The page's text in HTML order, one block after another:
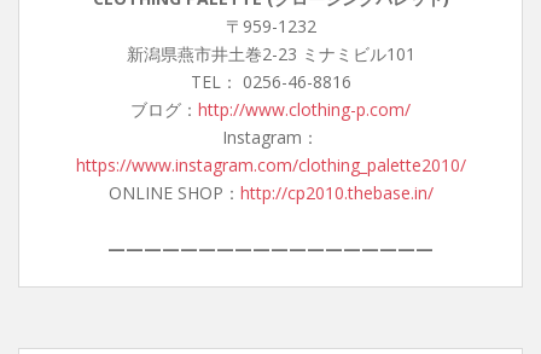
〒959-1232
新潟県燕市井土巻2-23 ミナミビル101
TEL： 0256-46-8816
ブログ： http://www.clothing-p.com/
Instagram：
https://www.instagram.com/clothing_palette2010/
ONLINE SHOP： http://cp2010.thebase.in/
——————————————————